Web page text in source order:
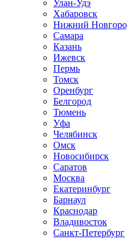
Улан-Удэ
Хабаровск
Нижний
Самара
Казань
Ижевск
Пермь
Томск
Оренбург
Белгород
Тюмень
Уфа
Челябинск
Омск
Новосибирск
Саратов
Москва
Екатеринбург
Барнаул
Краснодар
Владивосток
Санкт-Петербург